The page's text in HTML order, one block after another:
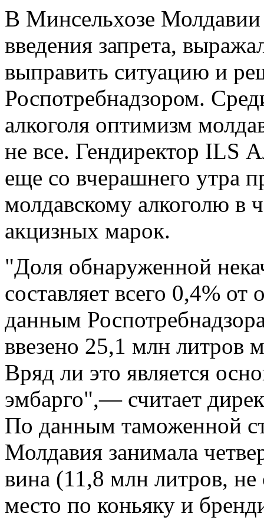
В Минсельхозе
введения запрета,
выправить ситуацию и
Роспотребнадзором.
алкоголя оптимизм
не все. Гендиректор ILS
еще со вчерашнего утра
молдавскому алкоголю в
акцизных марок.
"Доля обнаруженной
составляет всего 0,4%
данным
ввезено 25,1 млн литров
Вряд ли это является
эмбарго",— считает
По данным таможенной
Молдавия занимала
вина (11,8 млн литров, не
место по коньяку и